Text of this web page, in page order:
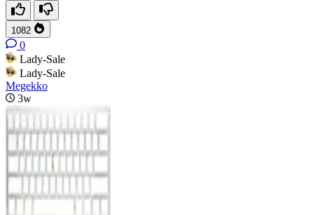
1082
0
Lady-Sale
Lady-Sale
Megekko
3w